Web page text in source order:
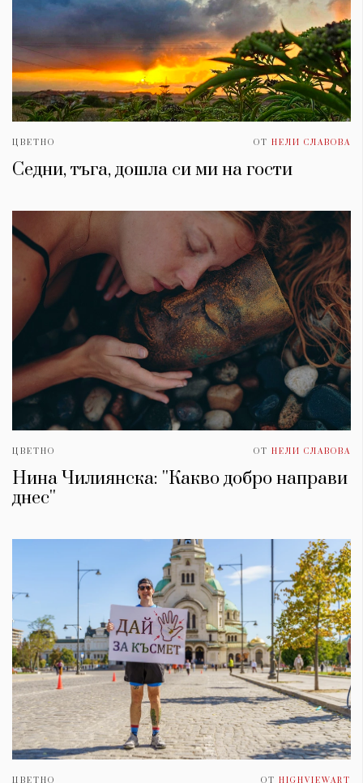
ЦВЕТНО ОТ НЕЛИ СЛАВОВА
Седни, тъга, дошла си ми на гости
ЦВЕТНО ОТ НЕЛИ СЛАВОВА
Нина Чилиянска: ''Какво добро направи
днес''
ЦВЕТНО ОТ HIGHVIEWART